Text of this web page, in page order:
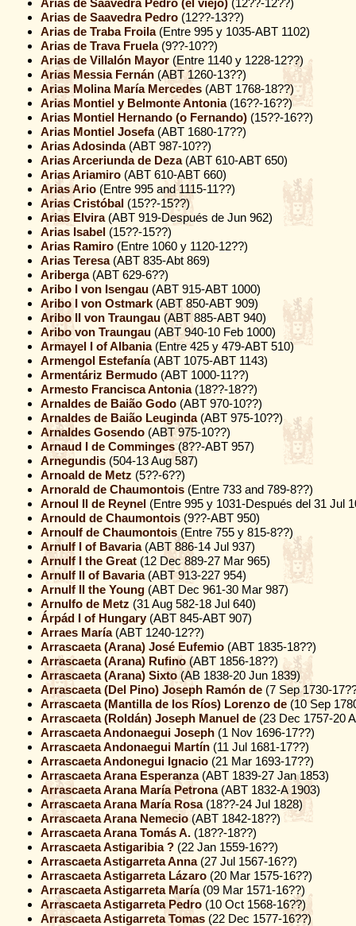
Arias de Saavedra Pedro (el viejo) (12??-12??)
Arias de Saavedra Pedro (12??-13??)
Arias de Traba Froila(Entre 995 y 1035-ABT 1102)
Arias de Trava Fruela(9??-10??)
Arias de Villalón Mayor (Entre 1140 y 1228-12??)
Arias Messia Fernán (ABT 1260-13??)
Arias Molina María Mercedes (ABT 1768-18??)
Arias Montiel y Belmonte Antonia(16??-16??)
Arias Montiel Hernando (o Fernando) (15??-16??)
Arias Montiel Josefa(ABT 1680-17??)
Arias Adosinda(ABT 987-10??)
Arias Arceriunda de Deza(ABT 610-ABT 650)
Arias Ariamiro (ABT 610-ABT 660)
Arias Ario (Entre 995 and 1115-11??)
Arias Cristóbal (15??-15??)
Arias Elvira(ABT 919-Después de Jun 962)
Arias Isabel (15??-15??)
Arias Ramiro (Entre 1060 y 1120-12??)
Arias Teresa(ABT 835-Abt 869)
Ariberga(ABT 629-6??)
Aribo I von Isengau (ABT 915-ABT 1000)
Aribo I von Ostmark (ABT 850-ABT 909)
Aribo II von Traungau (ABT 885-ABT 940)
Aribo von Traungau (ABT 940-10 Feb 1000)
Armayel I of Albania(Entre 425 y 479-ABT 510)
Armengol Estefanía(ABT 1075-ABT 1143)
Armentáriz Bermudo (ABT 1000-11??)
Armesto Francisca Antonia(18??-18??)
Arnaldes de Baião Godo (ABT 970-10??)
Arnaldes de Baião Leuginda(ABT 975-10??)
Arnaldes Gosendo (ABT 975-10??)
Arnaud I de Comminges(8??-ABT 957)
Arnegundis (504-13 Aug 587)
Arnoald de Metz (5??-6??)
Arnorald de Chaumontois (Entre 733 and 789-8??)
Arnoul II de Reynel (Entre 995 y 1031-Después del 31 Jul
Arnould de Chaumontois (9??-ABT 950)
Arnoulf de Chaumontois (Entre 755 y 815-8??)
Arnulf I of Bavaria(ABT 886-14 Jul 937)
Arnulf I the Great (12 Dec 889-27 Mar 965)
Arnulf II of Bavaria(ABT 913-227 954)
Arnulf II the Young (ABT Dec 961-30 Mar 987)
Arnulfo de Metz (31 Aug 582-18 Jul 640)
Árpád I of Hungary (ABT 845-ABT 907)
Arraes María(ABT 1240-12??)
Arrascaeta (Arana) José Eufemio (ABT 1835-18??)
Arrascaeta (Arana) Rufino (ABT 1856-18??)
Arrascaeta (Arana) Sixto (AB 1838-20 Jun 1839)
Arrascaeta (Del Pino) Joseph Ramón de (7 Sep 1730-
Arrascaeta (Mantilla de los Ríos) Lorenzo de (10 Sep
Arrascaeta (Roldán) Joseph Manuel de (23 Dec 1757-20
Arrascaeta Andonaegui Joseph (1 Nov 1696-17??)
Arrascaeta Andonaegui Martín (11 Jul 1681-17??)
Arrascaeta Andonegui Ignacio (21 Mar 1693-17??)
Arrascaeta Arana Esperanza(ABT 1839-27 Jan 1853)
Arrascaeta Arana María Petrona(ABT 1832-A 1903)
Arrascaeta Arana María Rosa(18??-24 Jul 1828)
Arrascaeta Arana Nemecio(ABT 1842-18??)
Arrascaeta Arana Tomás A. (18??-18??)
Arrascaeta Astigaribia ? (22 Jan 1559-16??)
Arrascaeta Astigarreta Anna(27 Jul 1567-16??)
Arrascaeta Astigarreta Lázaro (20 Mar 1575-16??)
Arrascaeta Astigarreta María(09 Mar 1571-16??)
Arrascaeta Astigarreta Pedro (10 Oct 1568-16??)
Arrascaeta Astigarreta Tomas (22 Dec 1577-16??)